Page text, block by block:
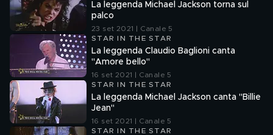
La leggenda Michael Jackson torna sul
palco
23 set 2021 | Canale 5
STAR IN THE STAR
La leggenda Claudio Baglioni canta
"Amore bello"
16 set 2021 | Canale 5
STAR IN THE STAR
La leggenda Michael Jackson canta "Billie
Jean"
16 set 2021 | Canale 5
STAR IN THE STAR